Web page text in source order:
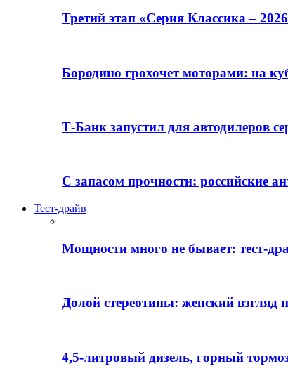
Третий этап «Серия Классика –
Бородино грохочет моторами: на
Т-Банк запустил для автодилеров
С запасом прочности: российские
Тест-драйв
Мощности много не бывает: тест-
Долой стереотипы: женский взгляд
4,5-литровый дизель, горный